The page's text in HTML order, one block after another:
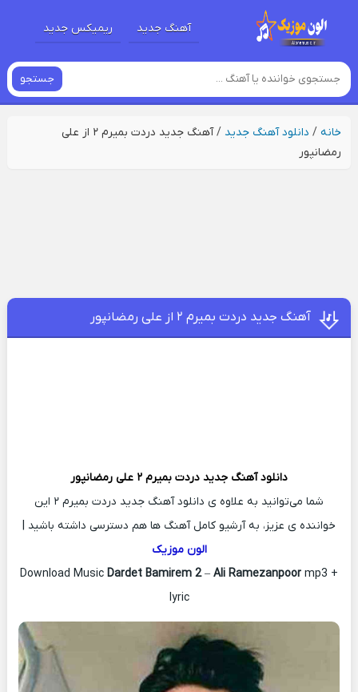
آهنگ جدید ریمیکس جدید
جستجو
خانه/ دانلود آهنگ جدید /
آهنگ جدید دردت بمیرم ۲ از علی
رمضانپور
آهنگ جدید دردت بمیرم ۲ از علی رمضانپور
دانلود آهنگ جدید دردت بمیرم ۲
علی رمضانپور
شما می‌توانید به علاوه ی دانلود آهنگ جدید دردت بمیرم ۲ این
خواننده ی عزیز، به آرشیو کامل آهنگ ها هم دسترسی داشته باشید |
الون موزیک
Download Music Dardet Bamirem 2– Ali Ramezanpoor mp3 +
lyric